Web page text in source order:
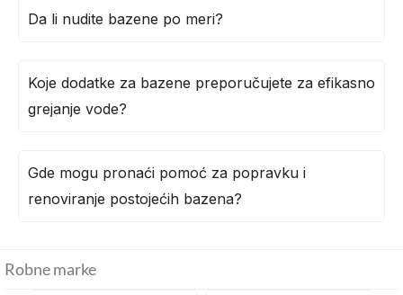
Da li nudite bazene po meri?
Koje dodatke za bazene preporučujete za efikasno
grejanje vode?
Gde mogu pronaći pomoć za popravku i
renoviranje postojećih bazena?
Robne marke